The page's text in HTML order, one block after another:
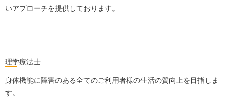
いアプローチを提供しております。
理学療法士
身体機能に障害のある全てのご利用者様の生活の質向上を目指しま
す。